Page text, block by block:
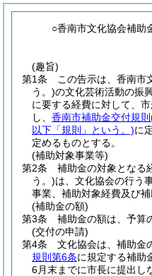
○香南市文化協会補助
(趣旨)
第1条
この告示は、香南市
う。)の文化芸術活動の振
に要する経費に対して、
し、 香南市補助金交付規則
以下「規則」という。)に
定めるものとする。
(補助対象事業等)
第2条
補助金の対象となる
う。)は、文化協会の行う
事業、補助対象経費及び補
(補助金の額)
第3条
補助金の額は、予算
(交付の申請)
第4条
文化協会は、補助金
規則第6条に規定する補助
6月末までに市長に提出し